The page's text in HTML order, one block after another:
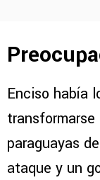
Enciso había
paraguayas
ataque y un